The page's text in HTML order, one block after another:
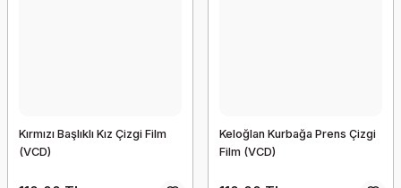
Kırmızı Başlıklı Kız Çizgi Film
(VCD)
Keloğlan Kurbağa Prens Çizgi
Film (VCD)